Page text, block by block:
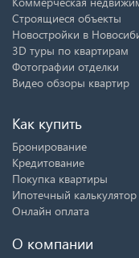
Строящиеся объекты
Новостройки в
3D туры по квартирам
Фотографии отделки
Видео обзоры квартир
Как купить
Бронирование
Кредитование
Покупка квартиры
Ипотечный калькулятор
Онлайн оплата
О компании